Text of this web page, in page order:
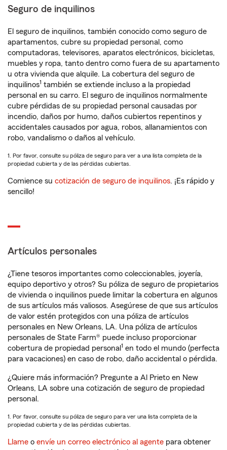
Seguro de inquilinos
El seguro de inquilinos, también conocido como seguro de
apartamentos, cubre su propiedad personal, como
computadoras, televisores, aparatos electrónicos, bicicletas,
muebles y ropa, tanto dentro como fuera de su apartamento
u otra vivienda que alquile. La cobertura del seguro de
inquilinos1 también se extiende incluso a la propiedad
personal en su carro. El seguro de inquilinos normalmente
cubre pérdidas de su propiedad personal causadas por
incendio, daños por humo, daños cubiertos repentinos y
accidentales causados por agua, robos, allanamientos con
robo, vandalismo o daños al vehículo.
1. Por favor, consulte su póliza de seguro para ver a una lista completa de la
propiedad cubierta y de las pérdidas cubiertas.
Comience su cotización de seguro de inquilinos. ¡Es rápido y
sencillo!
Artículos personales
¿Tiene tesoros importantes como coleccionables, joyería,
equipo deportivo y otros? Su póliza de seguro de propietarios
de vivienda o inquilinos puede limitar la cobertura en algunos
de sus artículos más valiosos. Asegúrese de que sus artículos
de valor estén protegidos con una póliza de artículos
personales en New Orleans, LA. Una póliza de artículos
personales de State Farm® puede incluso proporcionar
cobertura de propiedad personal 1 en todo el mundo (perfecta
para vacaciones) en caso de robo, daño accidental o pérdida.
¿Quiere más información? Pregunte a Al Prieto en New
Orleans, LA sobre una cotización de seguro de propiedad
personal.
1. Por favor, consulte su póliza de seguro para ver una lista completa de la
propiedad cubierta y de las pérdidas cubiertas.
Llame o envíe un correo electrónico al agente para obtener